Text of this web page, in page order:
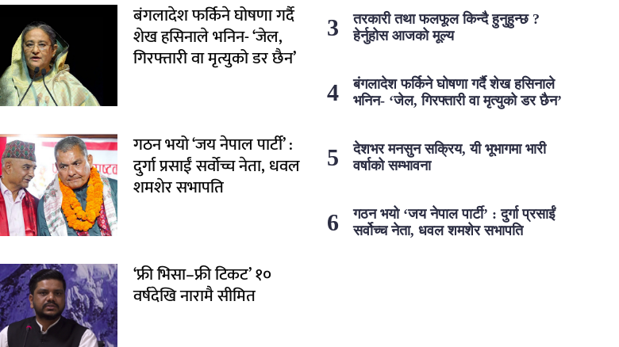
बंगलादेश फर्किने घोषणा गर्दै
शेख हसिनाले भनिन- ‘जेल,
गिरफ्तारी वा मृत्युको डर छैन’
गठन भयो ‘जय नेपाल पार्टी’ :
दुर्गा प्रसाईं सर्वोच्च नेता, धवल
शमशेर सभापति
‘फ्री भिसा–फ्री टिकट’ १०
वर्षदेखि नारामै सीमित
तरकारी तथा फलफूल किन्दै हुनुहुन्छ ?
हेर्नुहोस आजको मूल्य
बंगलादेश फर्किने घोषणा गर्दै शेख हसिनाले
भनिन- ‘जेल, गिरफ्तारी वा मृत्युको डर छैन’
देशभर मनसुन सक्रिय, यी भूभागमा भारी
वर्षाको सम्भावना
गठन भयो ‘जय नेपाल पार्टी’ : दुर्गा प्रसाईं
सर्वोच्च नेता, धवल शमशेर सभापति